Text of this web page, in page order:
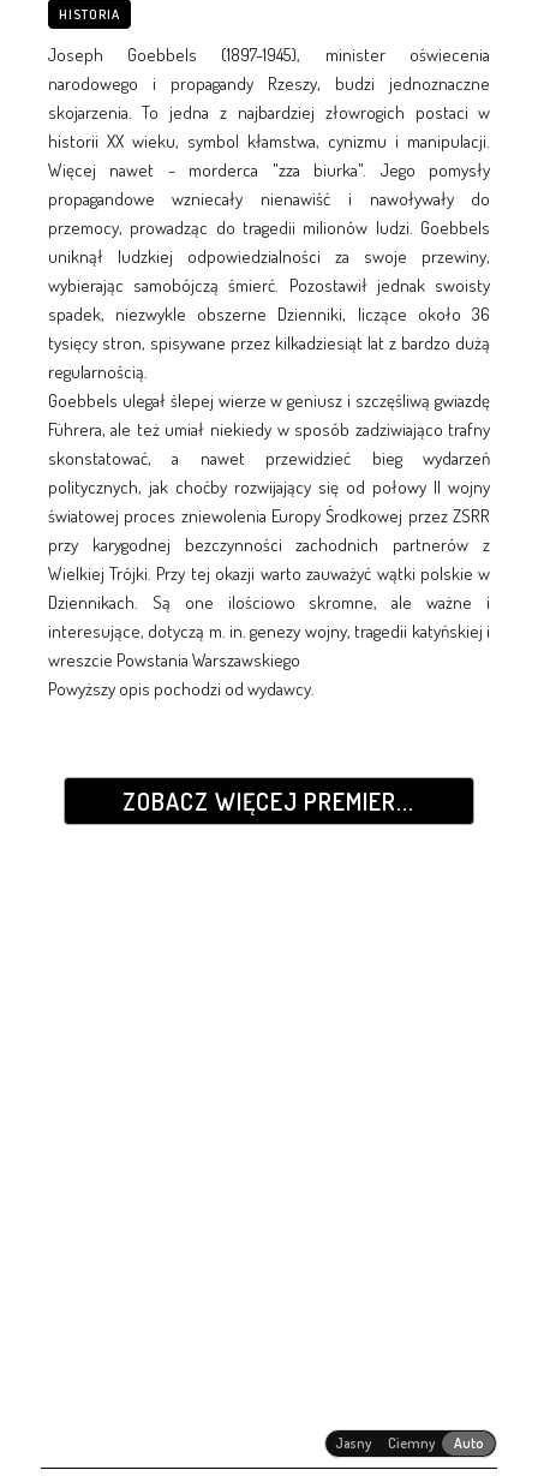
HISTORIA
Joseph Goebbels (1897-1945), minister oświecenia
narodowego i propagandy Rzeszy, budzi jednoznaczne
skojarzenia. To jedna z najbardziej złowrogich postaci w
historii XX wieku, symbol kłamstwa, cynizmu i manipulacji.
Więcej nawet - morderca "zza biurka". Jego pomysły
propagandowe wzniecały nienawiść i nawoływały do
przemocy, prowadząc do tragedii milionów ludzi. Goebbels
uniknął ludzkiej odpowiedzialności za swoje przewiny,
wybierając samobójczą śmierć. Pozostawił jednak swoisty
spadek, niezwykle obszerne Dzienniki, liczące około 36
tysięcy stron, spisywane przez kilkadziesiąt lat z bardzo dużą
regularnością.
Goebbels ulegał ślepej wierze w geniusz i szczęśliwą gwiazdę
Führera, ale też umiał niekiedy w sposób zadziwiająco trafny
skonstatować, a nawet przewidzieć bieg wydarzeń
politycznych, jak choćby rozwijający się od połowy II wojny
światowej proces zniewolenia Europy Środkowej przez ZSRR
przy karygodnej bezczynności zachodnich partnerów z
Wielkiej Trójki. Przy tej okazji warto zauważyć wątki polskie w
Dziennikach. Są one ilościowo skromne, ale ważne i
interesujące, dotyczą m. in. genezy wojny, tragedii katyńskiej i
wreszcie Powstania Warszawskiego
Powyższy opis pochodzi od wydawcy.
ZOBACZ WIĘCEJ PREMIER...
Jasny Ciemny Auto